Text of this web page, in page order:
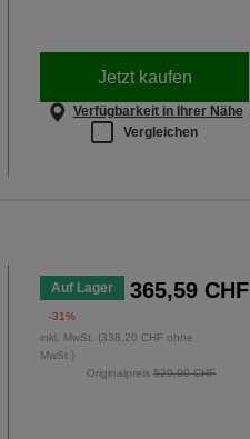
Jetzt kaufen
Verfügbarkeit in Ihrer Nähe
Vergleichen
Auf Lager 365,59 CHF
-31%
inkl. MwSt. (338,20 CHF ohne
MwSt.)
Originalpreis529,90 CHF